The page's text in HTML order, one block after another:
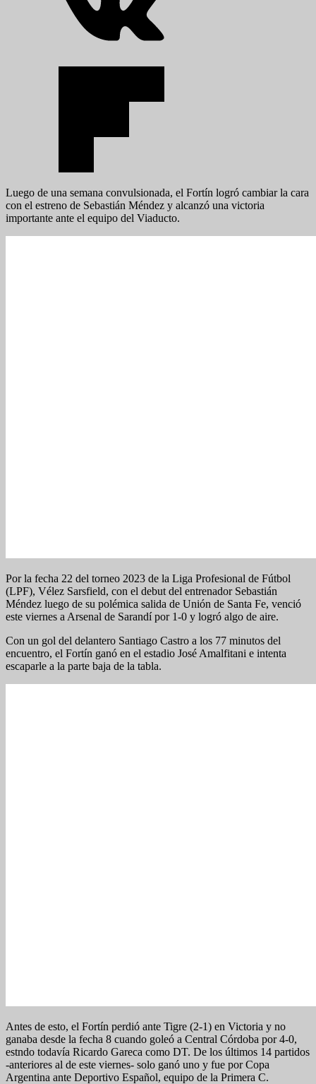
Luego de una semana convulsionada, el Fortín logró cambiar la cara
con el estreno de Sebastián Méndez y alcanzó una victoria
importante ante el equipo del Viaducto.
Por la fecha 22 del torneo 2023 de la Liga Profesional de Fútbol
(LPF), Vélez Sarsfield, con el debut del entrenador Sebastián
Méndez luego de su polémica salida de Unión de Santa Fe, venció
este viernes a Arsenal de Sarandí por 1-0 y logró algo de aire.
Con un gol del delantero Santiago Castro a los 77 minutos del
encuentro, el Fortín ganó en el estadio José Amalfitani e intenta
escaparle a la parte baja de la tabla.
Antes de esto, el Fortín perdió ante Tigre (2-1) en Victoria y no
ganaba desde la fecha 8 cuando goleó a Central Córdoba por 4-0,
estndo todavía Ricardo Gareca como DT. De los últimos 14 partidos
-anteriores al de este viernes- solo ganó uno y fue por Copa
Argentina ante Deportivo Español, equipo de la Primera C.